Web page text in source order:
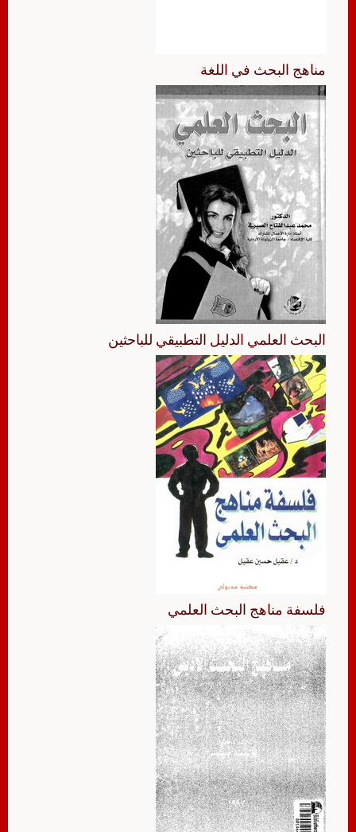
مناهج البحث في اللغة
البحث العلمي الدليل التطبيقي للباحثين
فلسفة مناهج البحث العلمي